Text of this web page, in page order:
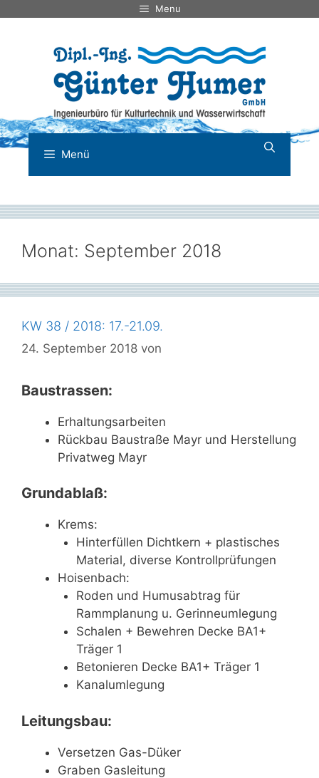
Menu
Menü
Monat: September 2018
KW 38 / 2018: 17.-21.09.
24. September 2018 von
Baustrassen:
Erhaltungsarbeiten
Rückbau Baustraße Mayr und Herstellung
Privatweg Mayr
Grundablaß:
Krems:
Hinterfüllen Dichtkern + plastisches
Material, diverse Kontrollprüfungen
Hoisenbach:
Roden und Humusabtrag für
Rammplanung u. Gerinneumlegung
Schalen + Bewehren Decke BA1+
Träger 1
Betonieren Decke BA1+ Träger 1
Kanalumlegung
Leitungsbau:
Versetzen Gas-Düker
Graben Gasleitung